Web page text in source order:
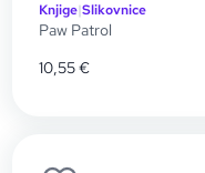
Knjige|Slikovnice
Paw Patrol
10,55€